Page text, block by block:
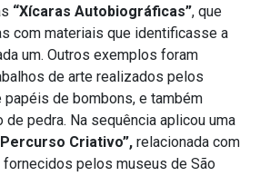
“Xícaras Autobiográficas”, que
com materiais que identificasse a
um. Outros exemplos foram
de arte realizados pelos
papéis de bombons, e também
pedra. Na sequência aplicou uma
Criativo”, relacionada com
pelos museus de São